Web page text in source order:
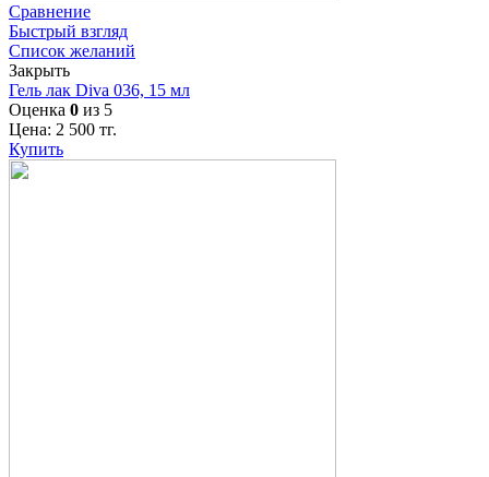
Сравнение
Быстрый взгляд
Список желаний
Закрыть
Гель лак Diva 036, 15 мл
Оценка 0 из 5
Цена: 2 500 тг.
Купить